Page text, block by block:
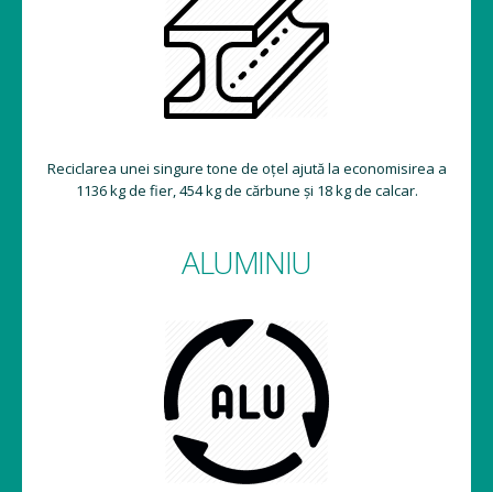
Reciclarea unei singure tone de oțel ajută la economisirea a
1136 kg de fier, 454 kg de cărbune și 18 kg de calcar.
ALUMINIU